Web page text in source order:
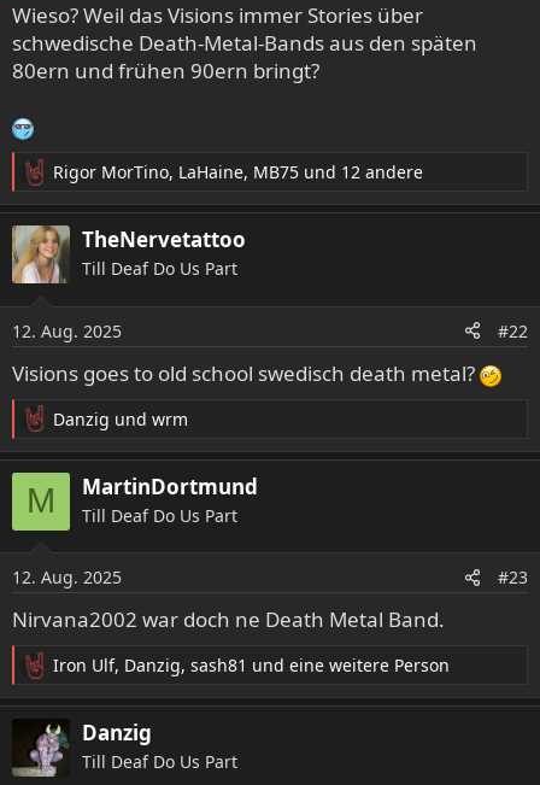
Wieso? Weil das Visions immer Stories über
schwedische Death-Metal-Bands aus den späten
80ern und frühen 90ern bringt?
R
e
a
k
t
n
e
n
Rigor MorTino, LaHaine, MB75 und 12 andere
TheNervetattoo
Till Deaf Do Us Part
12. Aug. 2025 #22
Visions goes to old school swedisch death metal?
R
e
a
n
e
n
Danzig und wrm
M MartinDortmund
Till Deaf Do Us Part
12. Aug. 2025 #23
Nirvana2002 war doch ne Death Metal Band.
R
e
a
t
Iron Ulf, Danzig, sash81 und eine weitere Person
Danzig
Till Deaf Do Us Part